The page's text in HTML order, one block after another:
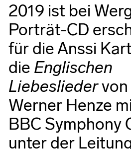
2019 ist bei
Porträt-CD
für die Anssi
die Englischen
Liebesliedervon
Werner Henze
BBC Symphony
unter der